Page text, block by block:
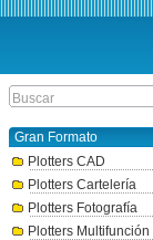
Gran Formato
Plotters CAD
Plotters Cartelería
Plotters Fotografía
Plotters Multifunción